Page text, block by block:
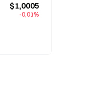
$1,0005
-0,01%